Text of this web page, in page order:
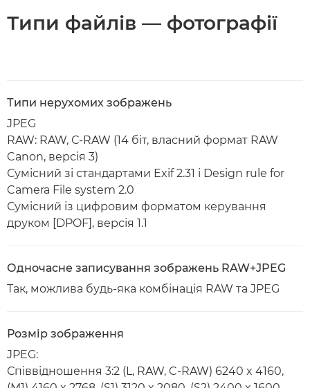
Типи файлів — фотографії
Типи нерухомих зображень
JPEG
RAW: RAW, С-RAW (14 біт, власний формат RAW
Canon, версія 3)
Сумісний зі стандартами Exif 2.31 і Design rule for
Camera File system 2.0
Сумісний із цифровим форматом керування
друком [DPOF], версія 1.1
Одночасне записування зображень RAW+JPEG
Так, можлива будь-яка комбінація RAW та JPEG
Розмір зображення
JPEG:
Співвідношення 3:2 (L, RAW, C-RAW) 6240 x 4160,